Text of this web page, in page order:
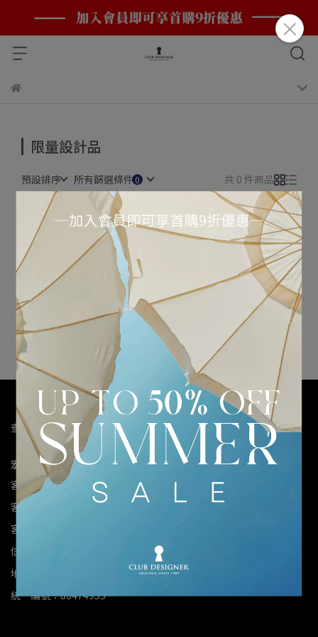
限量設計品
預設排序 所有篩選條件 共 0 件商品
很抱歉，無商品符合篩選條件
請重新輸入篩選
查詢 關於我們 我的帳戶 退貨政策 隱私政策 服務條款
宏鴻企業有限公司
客服專線：02-2779-1779
客服傳真：02-2779-0079
客服時間：10:00-17:00
信箱：clubcorner@clubdesigner.com.tw
地址：台北市大安區敦化南路一段332號5樓
統一編號：86474955